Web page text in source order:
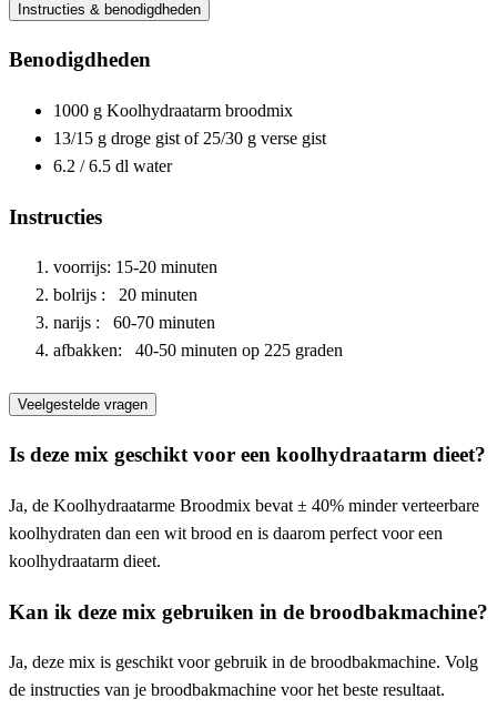
Instructies & benodigdheden
Benodigdheden
1000 g Koolhydraatarm broodmix
13/15 g droge gist of 25/30 g verse gist
6.2 / 6.5 dl water
Instructies
voorrijs: 15-20 minuten
bolrijs : 20 minuten
narijs : 60-70 minuten
afbakken: 40-50 minuten op 225 graden
Veelgestelde vragen
Is deze mix geschikt voor een koolhydraatarm dieet?
Ja, de Koolhydraatarme Broodmix bevat ± 40% minder verteerbare
koolhydraten dan een wit brood en is daarom perfect voor een
koolhydraatarm dieet.
Kan ik deze mix gebruiken in de broodbakmachine?
Ja, deze mix is geschikt voor gebruik in de broodbakmachine. Volg
de instructies van je broodbakmachine voor het beste resultaat.